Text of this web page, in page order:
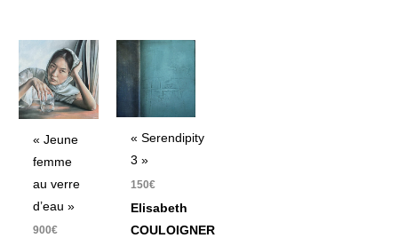
« Jeune
femme
au verre
d’eau »
900€
« Serendipity
3 »
150€
Elisabeth
COULOIGNER